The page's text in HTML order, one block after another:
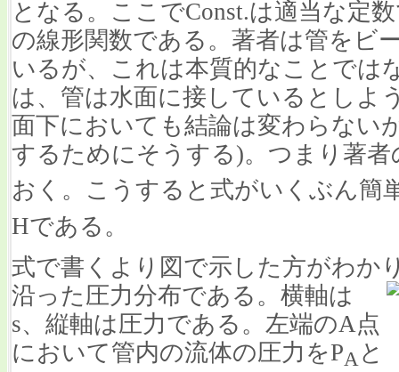
となる。ここでConst.は適当な定
の線形関数である。著者は管をビ
いるが、これは本質的なことでは
は、管は水面に接しているとしよ
面下においても結論は変わらない
するためにそうする)。つまり著
おく。こうすると式がいくぶん簡
Hである。
式で書くより図で示した方がわか
沿った圧力分布である。横軸は
s、縦軸は圧力である。左端のA点
において管内の流体の圧力をPAと